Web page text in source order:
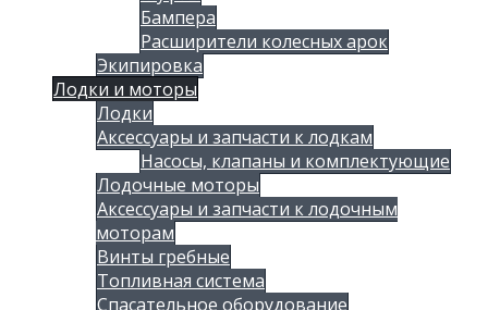
Бампера
Расширители колесных арок
Экипировка
Лодки и моторы
Лодки
Аксессуары и запчасти к лодкам
Насосы, клапаны и комплектующие
Лодочные моторы
Аксессуары и запчасти к лодочным
моторам
Винты гребные
Топливная система
Спасательное оборудование